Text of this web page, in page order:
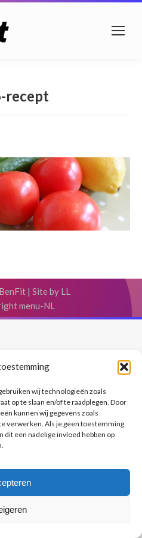
wij technologieën zoals
op te slaan en/of te raadplegen. Door
kunnen wij gegevens zoals
verwerken. Als je geen toestemming
een nadelige invloed hebben op
recept
| Site by LL
menu-NL